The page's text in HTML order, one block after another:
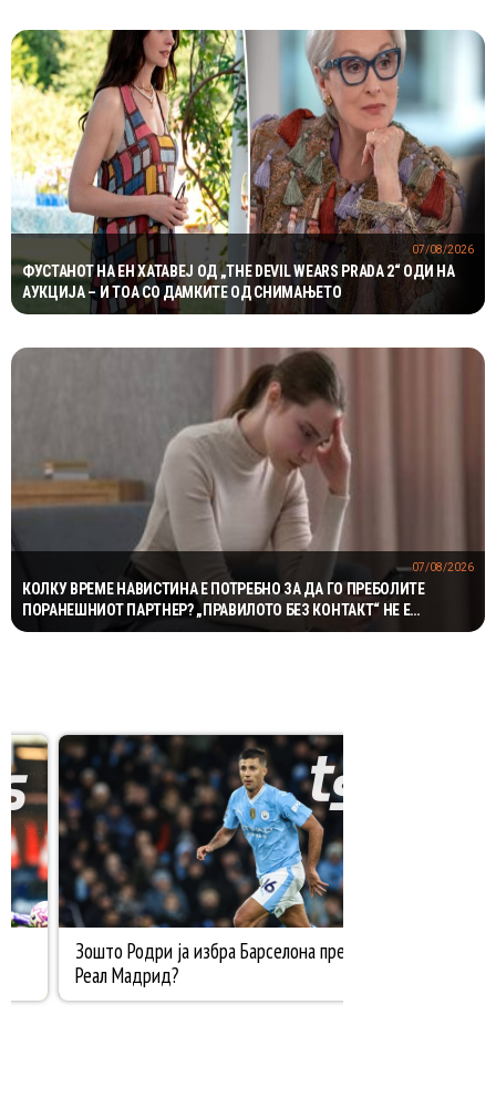
ФУСТАНОТ НА ЕН ХАТАВЕЈ ОД „THE DEVIL WEARS PRADA 2“ ОДИ НА
АУКЦИЈА – И ТОА СО ДАМКИТЕ ОД СНИМАЊЕТО
07/08/2026
КОЛКУ ВРЕМЕ НАВИСТИНА Е ПОТРЕБНО ЗА ДА ГО ПРЕБОЛИТЕ
ПОРАНЕШНИОТ ПАРТНЕР? „ПРАВИЛОТО БЕЗ КОНТАКТ“ НЕ Е
МАГИЧНА ФОРМУЛА
07/08/2026